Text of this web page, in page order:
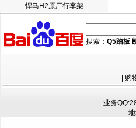
悍马H2原厂行李架
搜索： Q5踏板
购
业务QQ: